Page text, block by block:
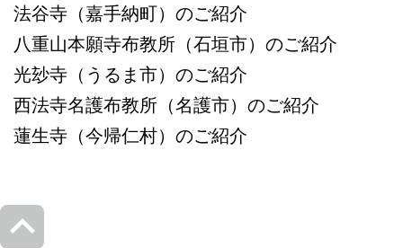
法谷寺（嘉手納町）のご紹介
八重山本願寺布教所（石垣市）のご紹介
光玅寺（うるま市）のご紹介
西法寺名護布教所（名護市）のご紹介
蓮生寺（今帰仁村）のご紹介